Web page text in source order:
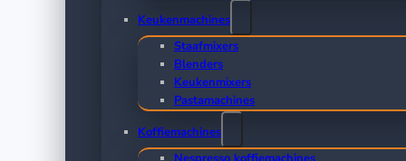
Keukenmachines
Staafmixers
Blenders
Keukenmixers
Pastamachines
Koffiemachines